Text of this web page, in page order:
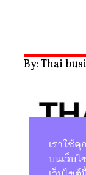
By: Thai
เราใช้คุ
บนเว็บไ